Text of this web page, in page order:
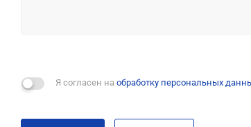
Я согласен на обработку персональных